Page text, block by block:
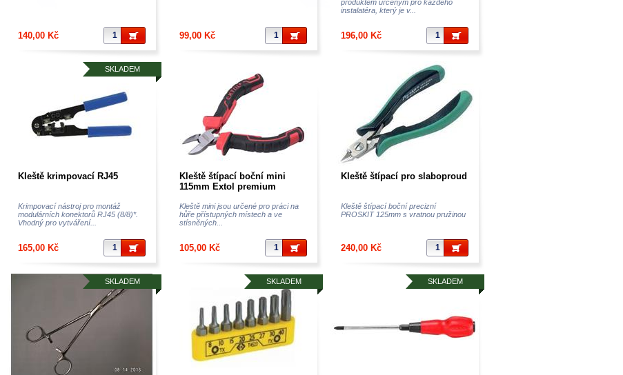
140,00 Kč 99,00 Kč
produktem určeným pro každého
instalatéra, který je v...
196,00 Kč
SKLADEM
Kleště krimpovací RJ45
Krimpovací nástroj pro montáž
modulárních konektorů RJ45 (8/8)*.
Vhodný pro vytváření...
165,00 Kč
Kleště štípací boční mini
115mm Extol premium
Kleště mini jsou určené pro práci na
hůře přístupných místech a ve
stísněných...
105,00 Kč
Kleště štípací pro slaboproud
Kleště štípací boční precizní
PROSKIT 125mm s vratnou pružinou
240,00 Kč
SKLADEM SKLADEM SKLADEM